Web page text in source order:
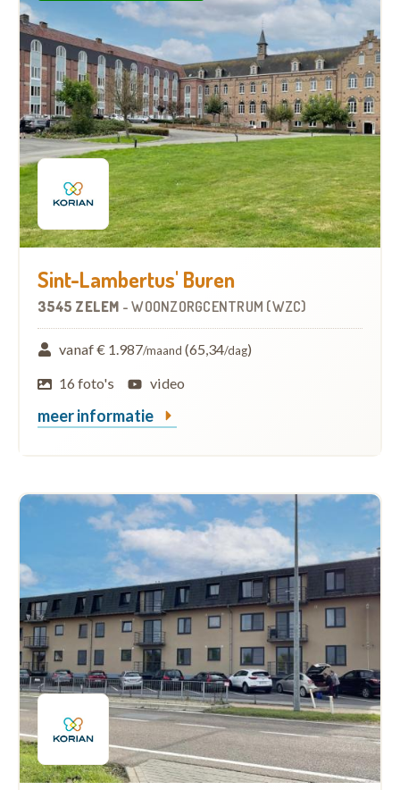
Sint-Lambertus' Buren
3545 ZELEM -WOONZORGCENTRUM (WZC)
vanaf € 1.987/maand (65,34/dag)
16 foto's
video
meer informatie